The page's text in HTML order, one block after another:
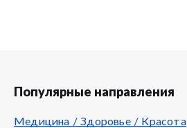
Популярные направления
Медицина / Здоровье / Красота